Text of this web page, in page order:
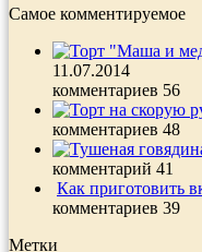
Самое комментируемое
11.07.2014
комментариев 56
комментариев 48
комментарий 41
Как приготовить
комментариев 39
Метки